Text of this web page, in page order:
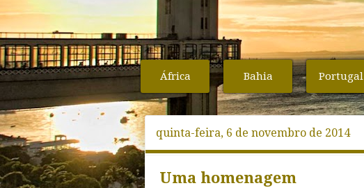
África Bahia Portugal
quinta-feira, 6 de novembro de 2014
Uma homenagem